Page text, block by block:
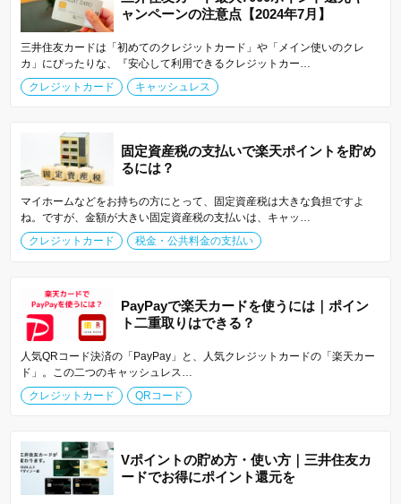
ャンペーンの注意点【2024年7月】
三井住友カードは「初めてのクレジットカード」や「メイン使いのクレ
カ」にぴったりな、『安心して利用できるクレジットカー…
クレジットカード
キャッシュレス
固定資産税の支払いで楽天ポイントを貯め
るには？
マイホームなどをお持ちの方にとって、固定資産税は大きな負担ですよ
ね。ですが、金額が大きい固定資産税の支払いは、キャッ…
クレジットカード
税金・公共料金の支払い
PayPayで楽天カードを使うには｜ポイン
ト二重取りはできる？
人気QRコード決済の「PayPay」と、人気クレジットカードの「楽天カー
ド」。この二つのキャッシュレス…
クレジットカード
QRコード
Vポイントの貯め方・使い方｜三井住友カ
ードでお得にポイント還元を